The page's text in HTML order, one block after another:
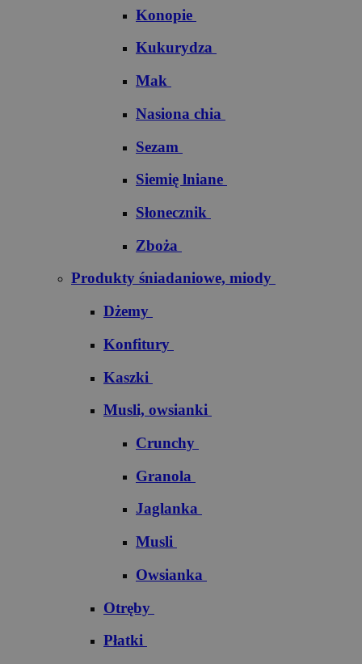
Konopie
Kukurydza
Mak
Nasiona chia
Sezam
Siemię lniane
Słonecznik
Zboża
Produkty śniadaniowe, miody
Dżemy
Konfitury
Kaszki
Musli, owsianki
Crunchy
Granola
Jaglanka
Musli
Owsianka
Otręby
Płatki